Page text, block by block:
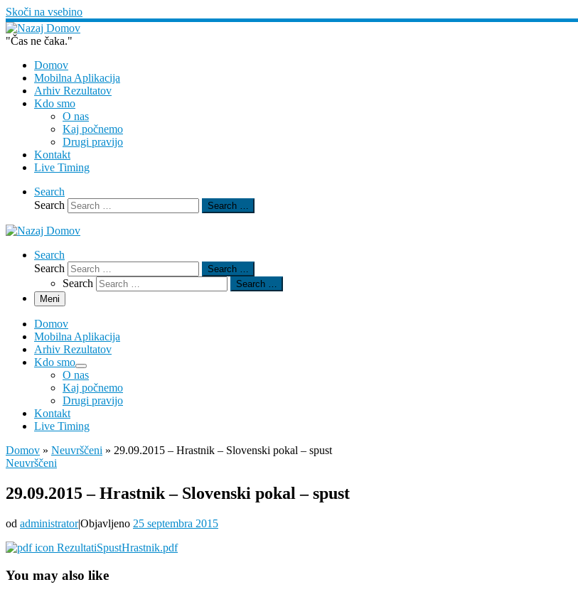
Skoči na vsebino
"Čas ne čaka."
Domov
Mobilna Aplikacija
Arhiv Rezultatov
Kdo smo
O nas
Kaj počnemo
Drugi pravijo
Kontakt
Live Timing
Search
Search
Search …
Search
Search
Search …
Search
Search …
Meni
Domov
Mobilna Aplikacija
Arhiv Rezultatov
Kdo smo
O nas
Kaj počnemo
Drugi pravijo
Kontakt
Live Timing
Domov » Neuvrščeni » 29.09.2015 – Hrastnik – Slovenski pokal – spust
Neuvrščeni
29.09.2015 – Hrastnik – Slovenski pokal – spust
od administrator|Objavljeno 25 septembra 2015
RezultatiSpustHrastnik.pdf
You may also like